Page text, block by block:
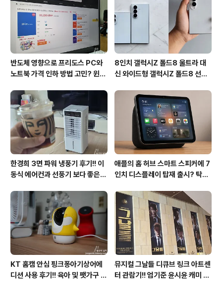
반도체 영향으로 프리도스 PC와
노트북 가격 인하 방법 고민? 윈도
방법?(feat. vip-scdkeys)
8인치 갤럭시Z 폴드8 울트라 대
신 와이드형 갤럭시Z 폴드8 선
이 미제공!!
한경희 3면 파워 냉풍기 후기!! 이
동식 에어컨과 선풍기 보다 좋은
애플의 홈 허브 스마트 스피커에 7
인치 디스플레이 탑재 출시? 탁상
체제 적용!!
KT 홈캠 안심 핑크퐁아기상어에
디션 사용 후기!! 육아 및 팻가구 그
뮤지컬 그날들 디큐브 링크 아트센
터 관람기!! 엄기준 윤시윤 캐미 연